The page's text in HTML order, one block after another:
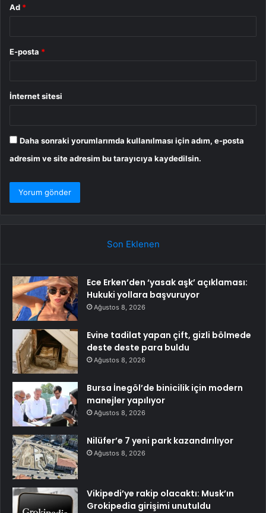
Ad *
E-posta *
İnternet sitesi
Daha sonraki yorumlarımda kullanılması için adım, e-posta
adresim ve site adresim bu tarayıcıya kaydedilsin.
Son Eklenen
Ece Erken’den ‘yasak aşk’ açıklaması:
Hukuki yollara başvuruyor
Ağustos 8, 2026
Evine tadilat yapan çift, gizli bölmede
deste deste para buldu
Ağustos 8, 2026
Bursa İnegöl’de binicilik için modern
manejler yapılıyor
Ağustos 8, 2026
Nilüfer’e 7 yeni park kazandırılıyor
Ağustos 8, 2026
Vikipedi’ye rakip olacaktı: Musk’ın
Grokipedia girişimi unutuldu